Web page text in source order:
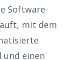
Software-
mit dem
und einen